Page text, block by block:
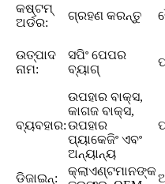
କଷ୍ଟମ୍
ଅର୍ଡର:
ଗ୍ରହଣ କରନ୍ତୁ
ଉତ୍ପାଦ
ନାମ:
ସପିଂ ପେପର
ବ୍ୟାଗ୍
ବ୍ୟବହାର:
ଉପହାର ବାକ୍ସ,
କାଗଜ ବାକ୍ସ,
ଉପହାର
ପ୍ୟାକେଜିଂ ଏବଂ
ଅନ୍ୟାନ୍ୟ
ଡିଜାଇନ୍:
କ୍ଲାଏଣ୍ଟମାନଙ୍କ